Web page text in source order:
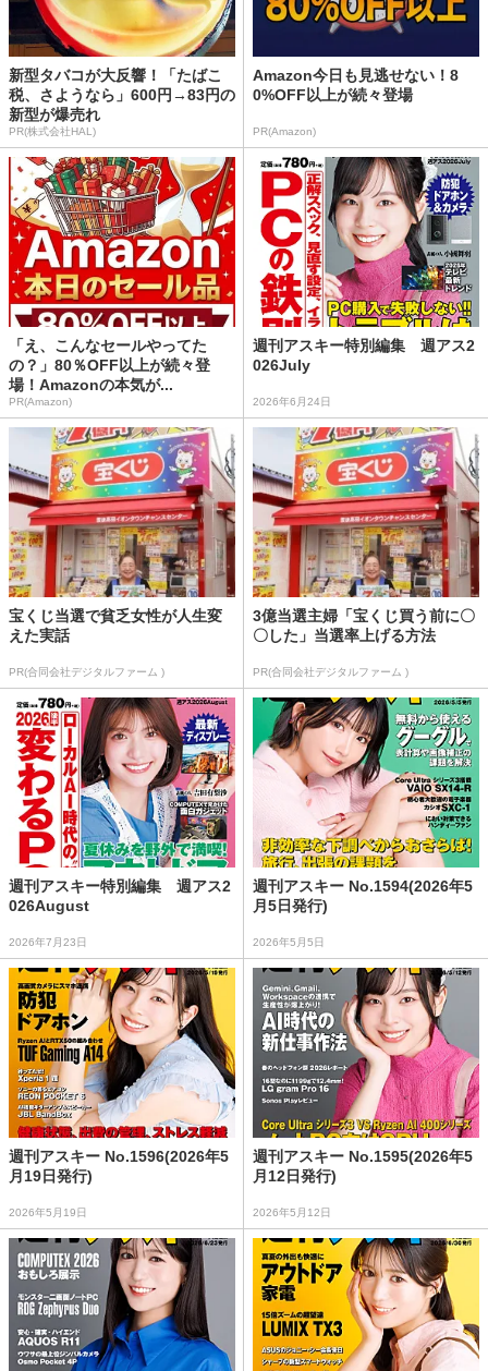
新型タバコが大反響！「たばこ
税、さようなら」600円→83円の
新型が爆売れ
PR(株式会社HAL)
Amazon今日も見逃せない！8
0%OFF以上が続々登場
PR(Amazon)
「え、こんなセールやってた
の？」80％OFF以上が続々登
場！Amazonの本気が...
PR(Amazon)
週刊アスキー特別編集 週アス2
026July
2026年6月24日
宝くじ当選で貧乏女性が人生変
えた実話
PR(合同会社デジタルファーム )
3億当選主婦「宝くじ買う前に〇
〇した」当選率上げる方法
PR(合同会社デジタルファーム )
週刊アスキー特別編集 週アス2
026August
2026年7月23日
週刊アスキー No.1594(2026年5
月5日発行)
2026年5月5日
週刊アスキー No.1596(2026年5
月19日発行)
2026年5月19日
週刊アスキー No.1595(2026年5
月12日発行)
2026年5月12日